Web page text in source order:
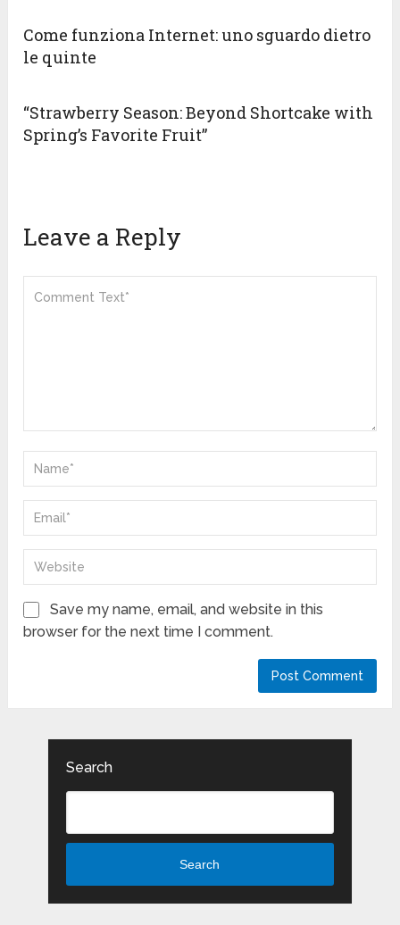
Come funziona Internet: uno sguardo dietro
le quinte
“Strawberry Season: Beyond Shortcake with
Spring’s Favorite Fruit”
Leave a Reply
Save my name, email, and website in this
browser for the next time I comment.
Search
Search